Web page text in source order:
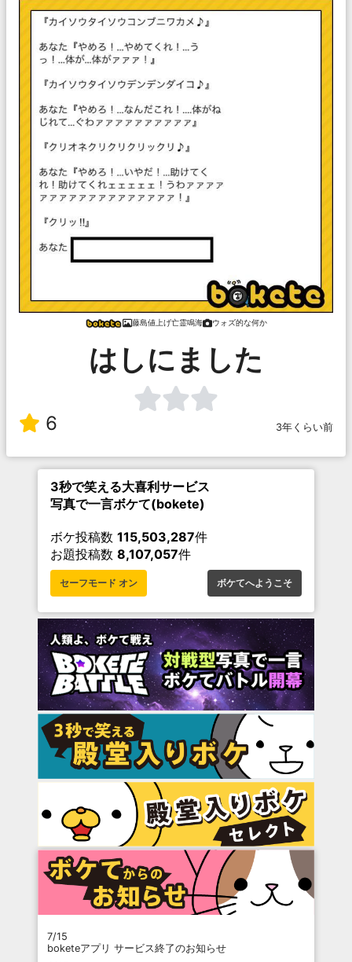
藤島値上げ亡霊鳴海 ウォズ的な何か
はしにました
6 3年くらい前
3秒で笑える大喜利サービス
写真で一言ボケて(bokete)
ボケ投稿数 115,503,287件
お題投稿数 8,107,057件
セーフモード オン ボケてへようこそ
7/15
boketeアプリ サービス終了のお知らせ